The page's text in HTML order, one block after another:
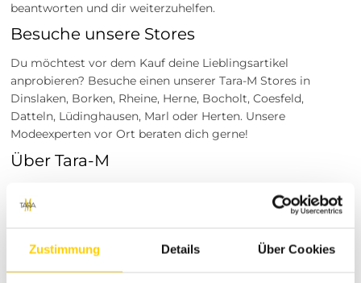
Zustimmung Details Über Cookies
beantworten und dir weiterzuhelfen.
Besuche unsere Stores
Du möchtest vor dem Kauf deine Lieblingsartikel
anprobieren? Besuche einen unserer Tara-M Stores in
Dinslaken, Borken, Rheine, Herne, Bocholt, Coesfeld,
Datteln, Lüdinghausen, Marl oder Herten. Unsere
Modeexperten vor Ort beraten dich gerne!
Über Tara-M
Standards. Unser Sortiment umfasst eine breite Auswahl an
sowohl Komfort als auch Stil bieten. Mit unserem
engagierten Team und den vielseitigen Tara-M Stores in